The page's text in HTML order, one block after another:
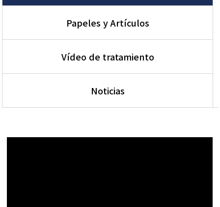
Papeles y Artículos
Vídeo de tratamiento
Noticias